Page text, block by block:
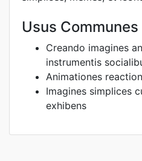
Usus Communes
Creando imagines
instrumentis
Animationes
Imagines simplices
exhibens